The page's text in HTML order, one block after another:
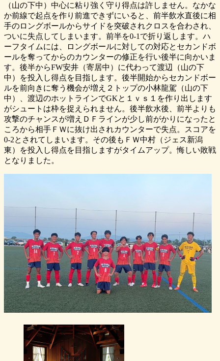
（山の下中）中心に粘り強く守り得点は許しません。なかな
か前線で起点を作り前進できずにいると、前半飲水直後に相
手のロングボールからサイドを突破されクロスを合わされ、
ついに失点してしまいます。前半を0-1で折り返します。ハ
ーフタイムには、ロングボールに対しての対応とセカンドボ
ールを奪ってからのカウンターの修正を行い後半に向かいま
す。後半からFW安井（寄居中）に代わって渡辺（山の下
中）を投入し得点を目指します。後半開始からセカンドボー
ルを前向きに奪う機会が増え２トップの小林龍駕（山の下
中）、渡辺のホットラインでGKと１ｖｓ１を作り出します
がシュートは枠を捉えられません。後半飲水後、前半よりも
攻撃のチャンスが増えＤＦラインが少し前がかりになったと
ころから相手ＦＷに抜け出されカウンターで失点。スコアを
0-2とされてしまいます。その後もＦＷ中村（ジェス新潟
東）を投入し得点を目指しますがタイムアップ。悔しい敗戦
となりました。